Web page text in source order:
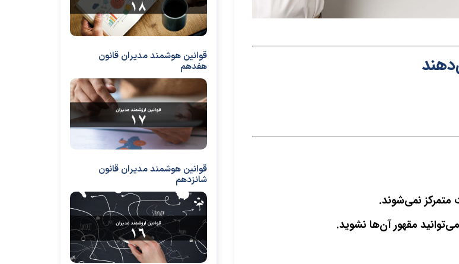
متمرکز نمی‌شوند.
می‌توانید مقهور آن‌ها نشوید.
قوانین هوشمند مدیران قانون
هفدهم
قوانین هوشمند مدیران قانون
شانزدهم